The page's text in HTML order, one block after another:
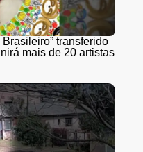
transferido
mais de 20 artistas